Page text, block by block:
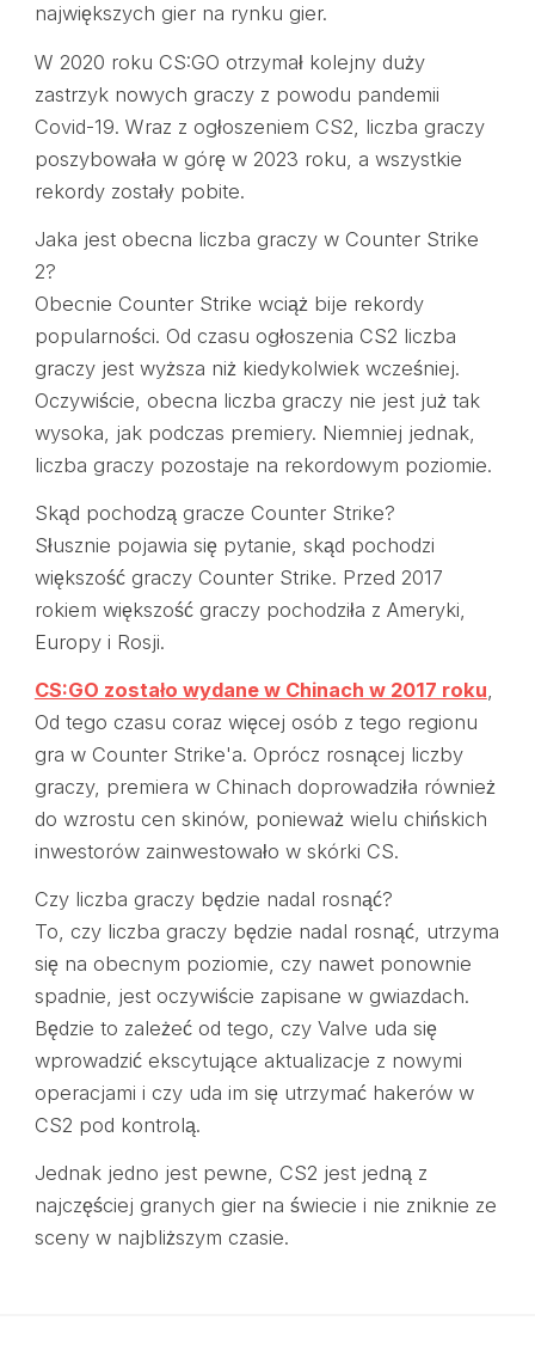
największych gier na rynku gier.
W 2020 roku CS:GO otrzymał kolejny duży
zastrzyk nowych graczy z powodu pandemii
Covid-19. Wraz z ogłoszeniem CS2, liczba graczy
poszybowała w górę w 2023 roku, a wszystkie
rekordy zostały pobite.
Jaka jest obecna liczba graczy w Counter Strike
2?
Obecnie Counter Strike wciąż bije rekordy
popularności. Od czasu ogłoszenia CS2 liczba
graczy jest wyższa niż kiedykolwiek wcześniej.
Oczywiście, obecna liczba graczy nie jest już tak
wysoka, jak podczas premiery. Niemniej jednak,
liczba graczy pozostaje na rekordowym poziomie.
Skąd pochodzą gracze Counter Strike?
Słusznie pojawia się pytanie, skąd pochodzi
większość graczy Counter Strike. Przed 2017
rokiem większość graczy pochodziła z Ameryki,
Europy i Rosji.
CS:GO zostało wydane w Chinach w 2017 roku
Od tego czasu coraz więcej osób z tego regionu
gra w Counter Strike'a. Oprócz rosnącej liczby
graczy, premiera w Chinach doprowadziła również
do wzrostu cen skinów, ponieważ wielu chińskich
inwestorów zainwestowało w skórki CS.
Czy liczba graczy będzie nadal rosnąć?
To, czy liczba graczy będzie nadal rosnąć, utrzyma
się na obecnym poziomie, czy nawet ponownie
spadnie, jest oczywiście zapisane w gwiazdach.
Będzie to zależeć od tego, czy Valve uda się
wprowadzić ekscytujące aktualizacje z nowymi
operacjami i czy uda im się utrzymać hakerów w
CS2 pod kontrolą.
Jednak jedno jest pewne, CS2 jest jedną z
najczęściej granych gier na świecie i nie zniknie ze
sceny w najbliższym czasie.